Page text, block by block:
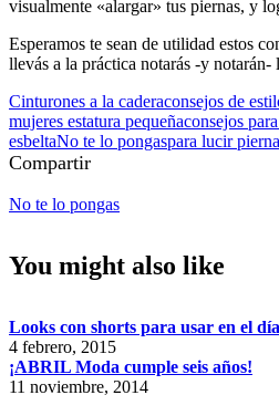
visualmente «alargar» tus piernas, y
Esperamos te sean de utilidad estos
llevás a la práctica notarás -y
Cinturones a la caderaconsejos de
mujeres estatura pequeñaconsejos
esbeltaNo te lo pongaspara lucir
Compartir
No te lo pongas
You might also like
Looks con shorts para usar en el
4 febrero, 2015
¡ABRIL Moda cumple seis años!
11 noviembre, 2014